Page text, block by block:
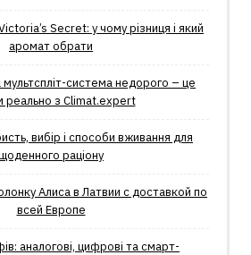
Secret: у чому різниця і який
аромат обрати
мультспліт-система недорого – це
реально з Climat.еxpert
вибір і способи вживання для
раціону
Алиса в Латвии с доставкой по
всей Европе
аналогові, цифрові та смарт-